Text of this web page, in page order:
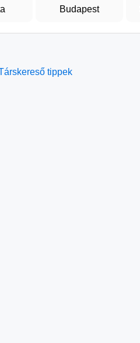
Budapest
tippek